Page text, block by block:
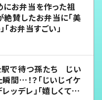
にお弁当を作った祖
賛したお弁当に「美
「お弁当すごい」
駅で待つ孫たち じい
間…！？「じいじイケ
レッデレ」「嬉しくて可